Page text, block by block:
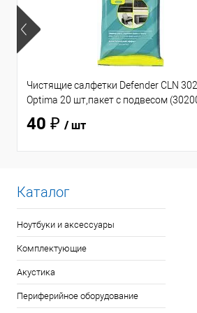
Чистящие салфетки Defender CLN
Optima 20 шт,пакет с подвесом
40 ₽ / шт
Каталог
Ноутбуки и аксессуары
Комплектующие
Акустика
Периферийное оборудование